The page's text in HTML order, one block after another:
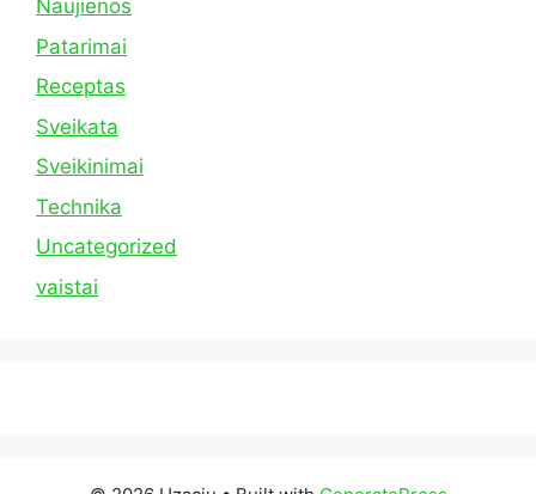
Naujienos
Patarimai
Receptas
Sveikata
Sveikinimai
Technika
Uncategorized
vaistai